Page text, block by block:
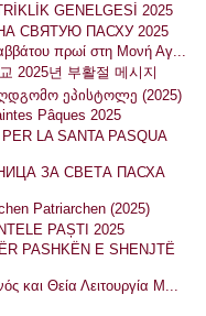
GENELGESİ 2025
СВЯТУЮ ПАСХУ 2025
πρωί στη Μονή Αγ...
2025년 부활절 메시지
ეპისტოლე (2025)
Pâques 2025
LA SANTA PASQUA
ЗА СВЕТА ПАСХА
Patriarchen (2025)
PAȘTI 2025
PASHKËN E SHENJTË
και Θεία Λειτουργία Μ...